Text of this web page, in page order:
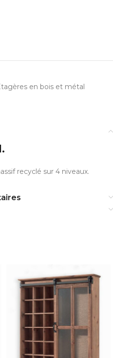
en bois et métal
recyclé sur 4 niveaux.